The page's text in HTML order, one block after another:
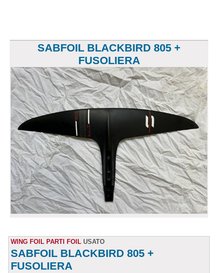
SABFOIL BLACKBIRD 805 +
FUSOLIERA
WING FOIL PARTI FOIL USATO
SABFOIL BLACKBIRD 805 +
FUSOLIERA